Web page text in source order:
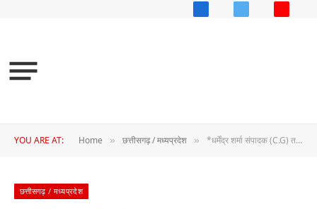
FacebookX
YOU ARE AT: Home » छत्तीसगढ़ / मध्यप्रदेश » *धर्मेंद्र शर्मा संपादक (C.G) तहलका अधिकारियों को समय सीमा में आवेदनों को निराकृत करने के दिये निर्देश*
छत्तीसगढ़ / मध्यप्रदेश